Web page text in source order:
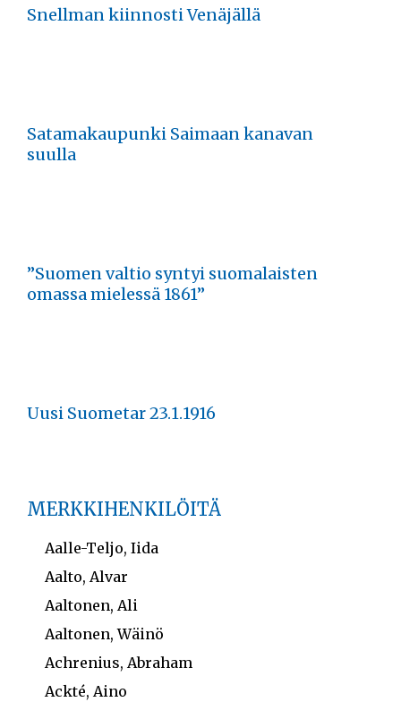
Snellman kiinnosti Venäjällä
Satamakaupunki Saimaan kanavan
suulla
”Suomen valtio syntyi suomalaisten
omassa mielessä 1861”
Uusi Suometar 23.1.1916
MERKKIHENKILÖITÄ
Aalle-Teljo, Iida
Aalto, Alvar
Aaltonen, Ali
Aaltonen, Wäinö
Achrenius, Abraham
Ackté, Aino